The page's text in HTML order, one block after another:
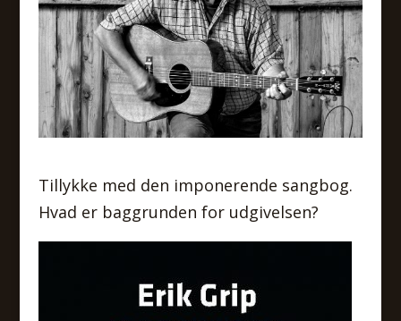
Tillykke med den imponerende sangbog.
Hvad er baggrunden for udgivelsen?